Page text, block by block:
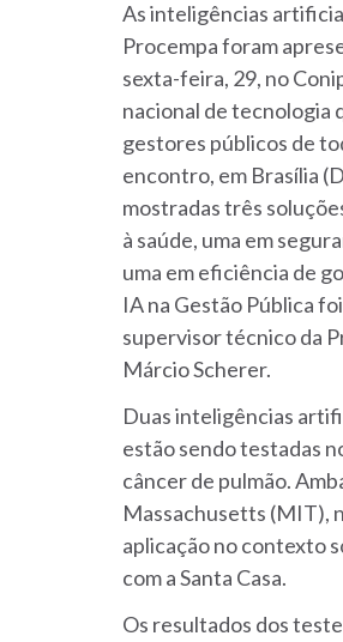
As inteligências
Procempa foram
sexta-feira, 29, no
nacional de tecnologia
gestores públicos de
encontro, em Brasília
mostradas três
à saúde, uma em
uma em eficiência de
IA na Gestão Pública
supervisor técnico da
Márcio Scherer.
Duas inteligências
estão sendo testadas
câncer de pulmão.
Massachusetts (MIT),
aplicação no contexto
com a Santa Casa.
Os resultados dos